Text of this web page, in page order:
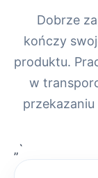
Dobrze
kończy
produktu.
w
„`